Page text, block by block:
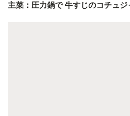
主菜：圧力鍋で 牛すじのコチュ